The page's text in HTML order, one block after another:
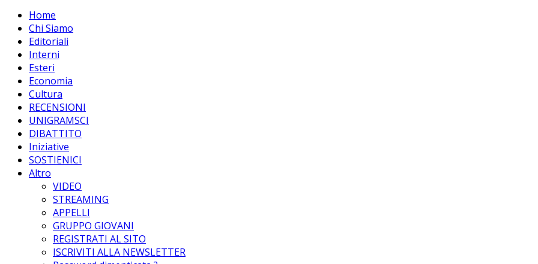
Home
Chi Siamo
Editoriali
Interni
Esteri
Economia
Cultura
RECENSIONI
UNIGRAMSCI
DIBATTITO
Iniziative
SOSTIENICI
Altro
VIDEO
STREAMING
APPELLI
GRUPPO GIOVANI
REGISTRATI AL SITO
ISCRIVITI ALLA NEWSLETTER